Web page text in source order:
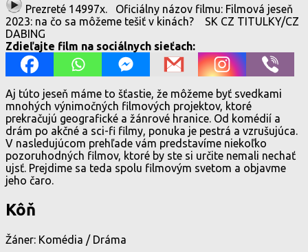
Prezreté 14997x.
Oficiálny názov filmu: Filmová jeseň
2023: na čo sa môžeme tešiť v kinách?
SK CZ TITULKY/CZ
DABING
Zdieľajte film na sociálnych sieťach:
Aj túto jeseň máme to šťastie, že môžeme byť svedkami
mnohých výnimočných filmových projektov, ktoré
prekračujú geografické a žánrové hranice. Od komédií a
drám po akčné a sci-fi filmy, ponuka je pestrá a vzrušujúca.
V nasledujúcom prehľade vám predstavíme niekoľko
pozoruhodných filmov, ktoré by ste si určite nemali nechať
ujsť. Prejdime sa teda spolu filmovým svetom a objavme
jeho čaro.
Kôň
Žáner: Komédia / Dráma